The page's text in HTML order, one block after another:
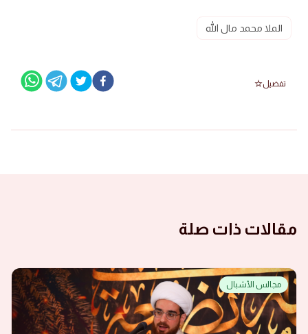
الملا محمد مال الله
تفضيل
مقالات ذات صلة
مجالس الأشبال